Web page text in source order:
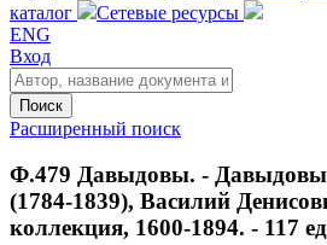
каталог
Сетевые ресурсы
ENG
Вход
Поиск
Расширенный поиск
Ф.479 Давыдовы. - Давыдовы
(1784-1839), Василий
коллекция, 1600-1894. - 117